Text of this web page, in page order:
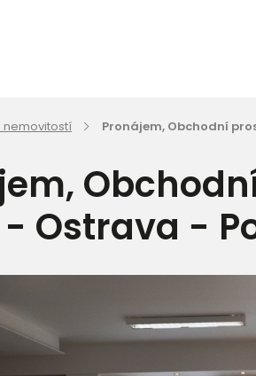
nemovitostí Pronájem, Obchodní
- Ostrava -